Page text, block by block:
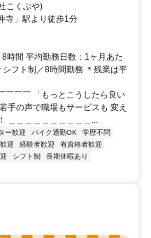
こくぶや)
寺」駅より徒歩1分
時間 平均勤務日数：1ヶ月あた
フト制／8時間勤務 ＊残業は平
￣￣ 「もっとこうしたら良い
手の声で職場もサービスも 変え
＿＿＿＿＿＿＿＿＿＿...
ー歓迎 バイク通勤OK
学歴不問
迎 経験者歓迎
有資格者歓迎
シフト制
長期休暇あり